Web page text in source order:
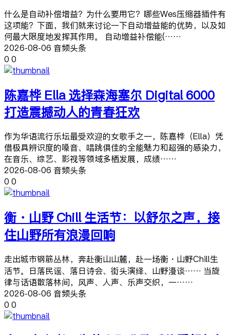
什么是自动补偿增益？为什么要用它？哪些Wes压缩器插件有
这项能？下面，我们就来讨论一下自动增益能的优势，以及如
何最大限度地发挥其作用。 自动增益补偿能(……
2026-08-06 音频头条
0 0
陈嘉桦 Ella 选择森海塞尔 Digital 6000
打造震撼动人的青春狂欢
作为华语流行乐坛最受欢迎的女歌手之一，陈嘉桦（Ella）凭
借极具辨识度的嗓音、唱跳俱佳的全能魅力和超强的感染力，
在音乐、综艺、影视等领域多栖发展，成绩……
2026-08-06 音频头条
0 0
衡・山野 Chill 生活节：以舒尔之声，接
住山野所有浪漫回响
走出城市钢筋丛林，奔赴衡山山麓，赴一场衡・山野Chill生
活节。日落民谣、落日诗会、街头演绎、山野漫谈…… 当旋
律与话语散落林间，风声、人声、乐声交织，一……
2026-08-06 音频头条
0 0